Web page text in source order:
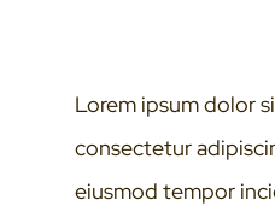
Lorem ipsum dolor
consectetur
eiusmod tempor